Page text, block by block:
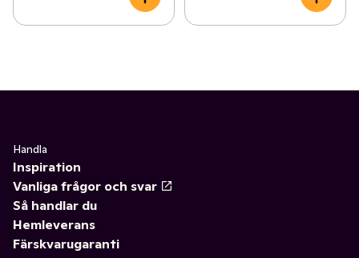
Handla
Inspiration
Vanliga frågor och svar
Så handlar du
Hemleverans
Färskvarugaranti